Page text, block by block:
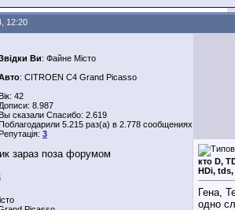
12:20
Ви: Файне Місто
: CITROEN C4 Grand Picasso
Вік: 42
Дописи: 8.987
Вы сказали Спасибо: 2.619
5.215 раз(а) в 2.778 сообщениях
Репутація: 3
кто D,
HDi,
Гена,
одно